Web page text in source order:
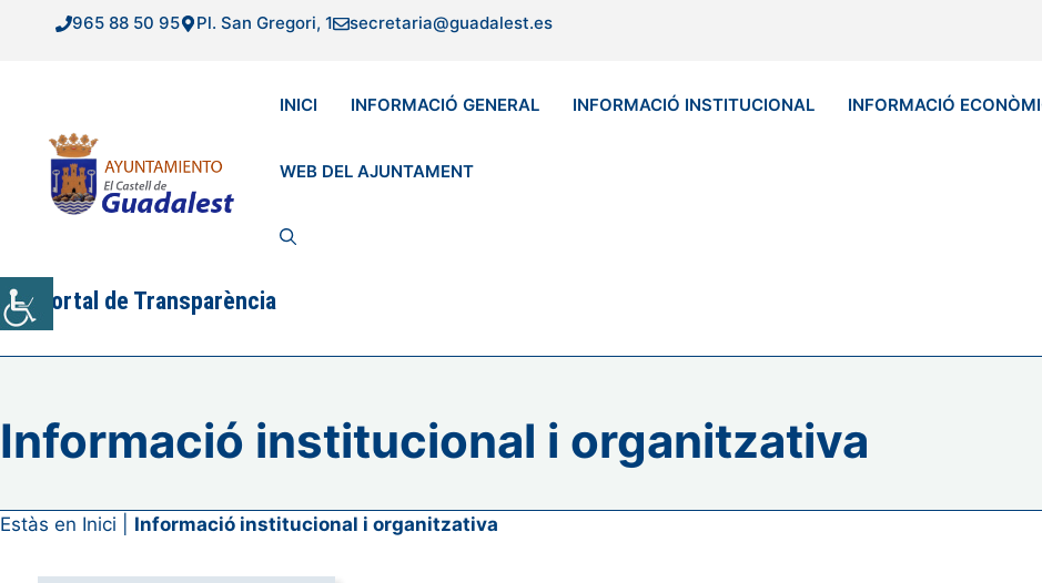
965 88 50 95 Pl. San Gregori, 1 secretaria@guadalest.es
INICI INFORMACIÓ GENERAL INFORMACIÓ INSTITUCIONAL INFORMACIÓ
WEB DEL AJUNTAMENT
Portal de Transparència
Informació institucional i organitzativa
Estàs en Inici Informació institucional i organitzativa